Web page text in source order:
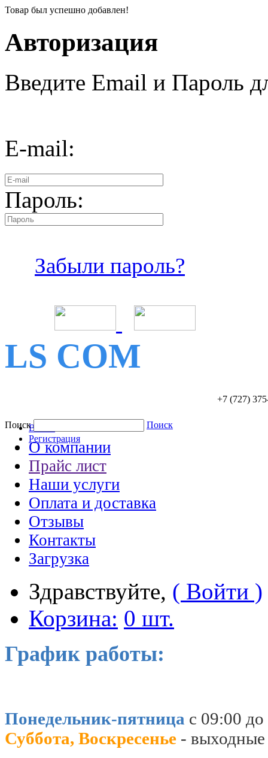
Товар был успешно добавлен!
Авторизация
Введите Email и Пароль
E-mail:
Пароль:
Забыли пароль?
LS COM
+7 (727)
Войти
Регистрация
Поиск Поиск
О компании
Прайс лист
Наши услуги
Оплата и доставка
Отзывы
Контакты
Загрузка
Здравствуйте, ( Войти )
Корзина: 0 шт.
График работы:
Понедельник-пятница с 09:00
Суббота, Воскресенье - выходные